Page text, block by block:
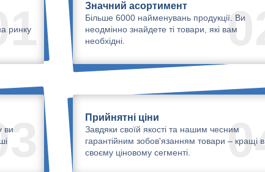
ринку
02
Значний асортимент
Більше 6000 найменувань продукції. Ви
неодмінно знайдете ті товари, які вам
необхідні.
ви
04
Прийнятні ціни
Завдяки своїй якості та нашим чесним
гарантійним зобов'язанням товари – кращі в
своєму ціновому сегменті.